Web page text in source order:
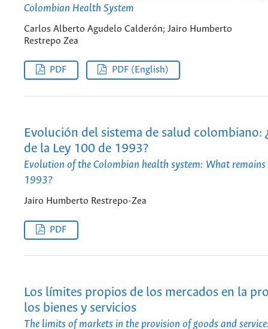
Colombian Health System
Carlos Alberto Agudelo Calderón; Jairo Humberto
Restrepo Zea
PDF PDF (English)
Evolución del sistema de salud colombiano:
de la Ley 100 de 1993?
Evolution of the Colombian health system: What
1993?
Jairo Humberto Restrepo-Zea
PDF
Los límites propios de los mercados en la
los bienes y servicios
The limits of markets in the provision of goods and